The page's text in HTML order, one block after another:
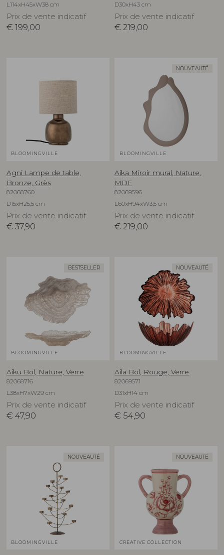
L114xH45xW38 cm
Prix de vente indicatif
€ 199,00
D30xH43 cm
Prix de vente indicatif
€ 219,00
BLOOMINGVILLE
Agni Lampe de table,
Bronze, Grès
82068760
D15xH25,5 cm
Prix de vente indicatif
€ 37,90
NOUVEAUTÉ
BLOOMINGVILLE
Aika Miroir mural, Nature,
MDF
82069596
L60xH94xW3,5 cm
Prix de vente indicatif
€ 219,00
BESTSELLER
BLOOMINGVILLE
Aiku Bol, Nature, Verre
82068716
L38xH7xW29 cm
Prix de vente indicatif
€ 47,90
NOUVEAUTÉ
BLOOMINGVILLE
Aila Bol, Rouge, Verre
82069571
D31xH14 cm
Prix de vente indicatif
€ 54,90
NOUVEAUTÉ
BLOOMINGVILLE
NOUVEAUTÉ
CREATIVE COLLECTION